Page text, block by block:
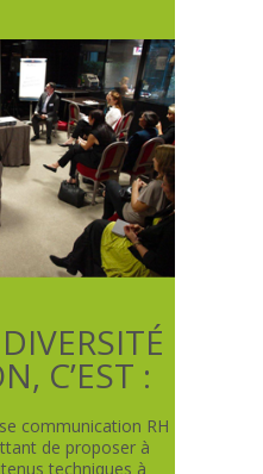
C’EST :
communication RH
de proposer à
techniques à